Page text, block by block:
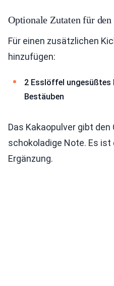
Optionale Zutaten für den
Für einen zusätzlichen
hinzufügen:
2 Esslöffel ungesüßtes
Bestäuben
Das Kakaopulver gibt
schokoladige Note. Es ist
Ergänzung.